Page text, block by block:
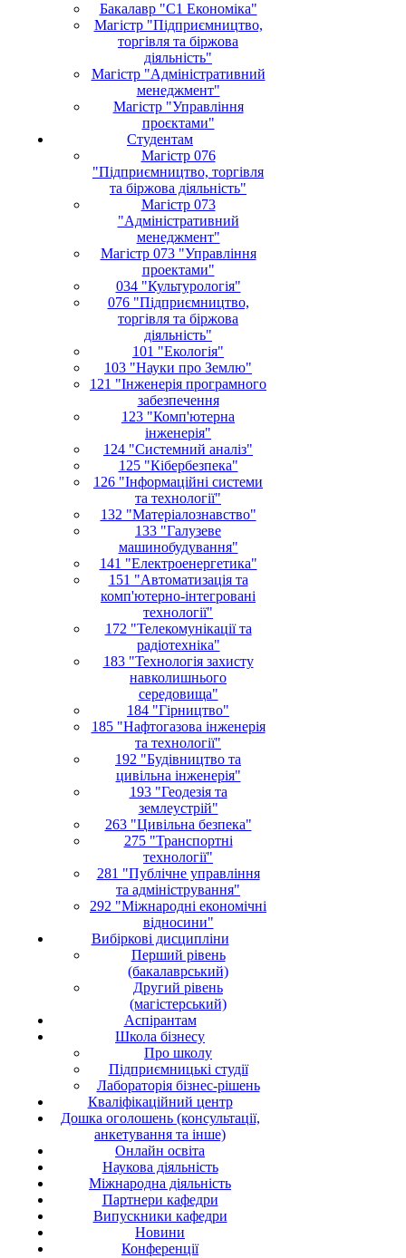
Бакалавр "С1 Економіка"
Магістр "Підприємництво,
торгівля та біржова
діяльність"
Магістр "Адміністративний
менеджмент"
Магістр "Управління
проєктами"
Студентам
Магістр 076
"Підприємництво, торгівля
та біржова діяльність"
Магістр 073
"Адміністративний
менеджмент"
Магістр 073 "Управління
проектами"
034 "Культурологія"
076 "Підприємництво,
торгівля та біржова
діяльність"
101 "Екологія"
103 "Науки про Землю"
121 "Інженерія програмного
забезпечення
123 "Комп'ютерна
інженерія"
124 "Системний аналіз"
125 "Кібербезпека"
126 "Інформаційні системи
та технології"
132 "Матеріалознавство"
133 "Галузеве
машинобудування"
141 "Електроенергетика"
151 "Автоматизація та
комп'ютерно-інтегровані
технології"
172 "Телекомунікації та
радіотехніка"
183 "Технологія захисту
навколишнього
середовища"
184 "Гірництво"
185 "Нафтогазова інженерія
та технології"
192 "Будівництво та
цивільна інженерія"
193 "Геодезія та
землеустрій"
263 "Цивільна безпека"
275 "Транспортні
технології"
281 "Публічне управління
та адміністрування"
292 "Міжнародні економічні
відносини"
Вибіркові дисципліни
Перший рівень
(бакалаврський)
Другий рівень
(магістерський)
Аспірантам
Школа бізнесу
Про школу
Підприємницькі студії
Лабораторія бізнес-рішень
Кваліфікаційний центр
Дошка оголошень (консультації,
анкетування та інше)
Онлайн освіта
Наукова діяльність
Міжнародна діяльність
Партнери кафедри
Випускники кафедри
Новини
Конференції